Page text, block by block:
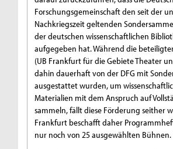
Forschungsgemeinschaft den seit der
Nachkriegszeit geltenden
der deutschen wissenschaftlichen
aufgegeben hat. Während die
(UB Frankfurt für die Gebiete Theater
dahin dauerhaft von der DFG mit
ausgestattet wurden, um
Materialien mit dem Anspruch auf
sammeln, fällt diese Förderung seither
Frankfurt beschafft daher
nur noch von 25 ausgewählten Bühnen.